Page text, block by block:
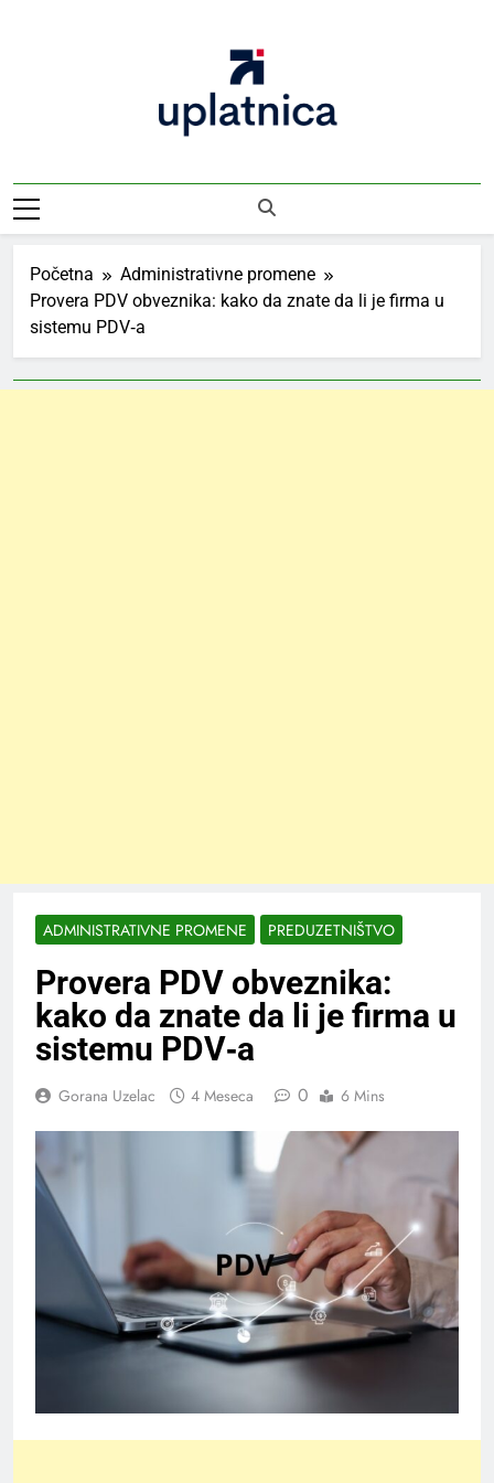
Uplatnica
Početna
Administrativne promene
Provera PDV obveznika: kako da znate da li je firma u
sistemu PDV‑a
ADMINISTRATIVNE PROMENE PREDUZETNIŠTVO
Provera PDV obveznika:
kako da znate da li je firma u
sistemu PDV‑a
Gorana Uzelac 4 Meseca 0 6 Mins